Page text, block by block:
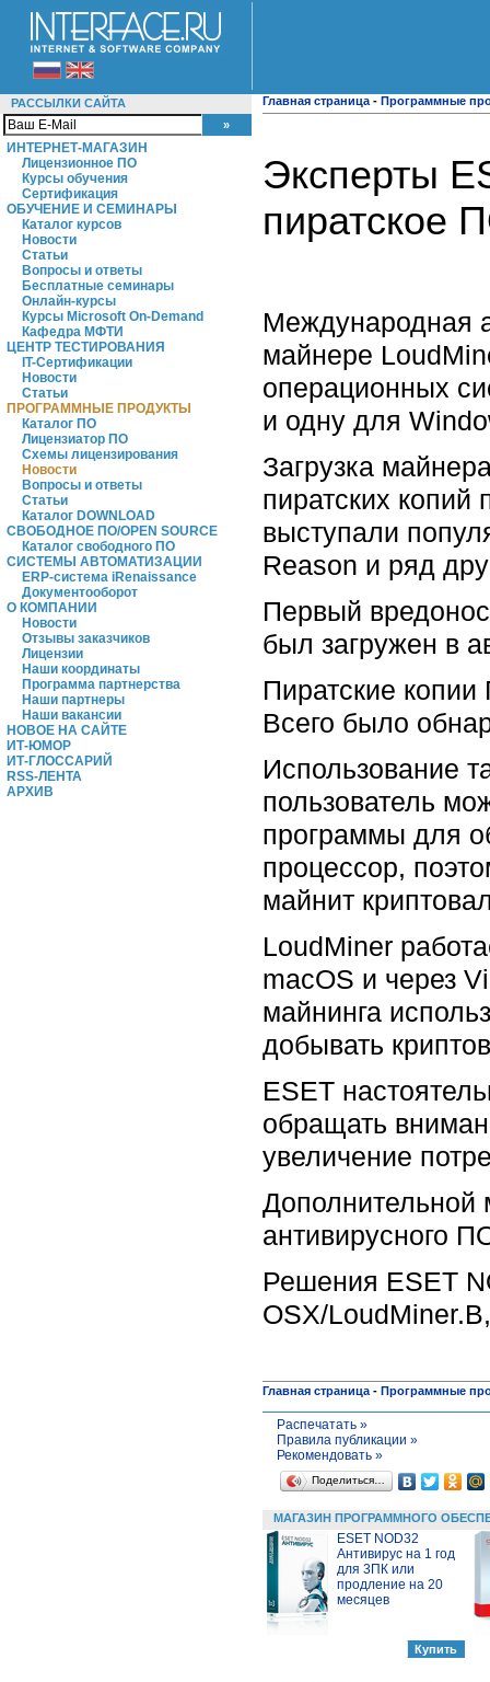
РАССЫЛКИ САЙТА
ИНТЕРНЕТ-МАГАЗИН
Лицензионное ПО
Курсы обучения
Сертификация
ОБУЧЕНИЕ И СЕМИНАРЫ
Каталог курсов
Новости
Статьи
Вопросы и ответы
Бесплатные семинары
Онлайн-курсы
Курсы Microsoft On-Demand
Кафедра МФТИ
ЦЕНТР ТЕСТИРОВАНИЯ
IT-Сертификации
Новости
Статьи
ПРОГРАММНЫЕ ПРОДУКТЫ
Каталог ПО
Лицензиатор ПО
Схемы лицензирования
Новости
Вопросы и ответы
Статьи
Каталог DOWNLOAD
СВОБОДНОЕ ПО/OPEN SOURCE
Каталог свободного ПО
СИСТЕМЫ АВТОМАТИЗАЦИИ
ERP-система iRenaissance
Документооборот
О КОМПАНИИ
Новости
Отзывы заказчиков
Лицензии
Наши координаты
Программа партнерства
Наши партнеры
Наши вакансии
НОВОЕ НА САЙТЕ
ИТ-ЮМОР
ИТ-ГЛОССАРИЙ
RSS-ЛЕНТА
АРХИВ
Главная страница - Программные
Эксперты
пиратское
Международная
майнере
операционных
и одну для
Загрузка
пиратских
выступали
Reason и ряд
Первый
был загружен в
Пиратские
Всего было
Использование
пользователь
программы для
процессор,
майнит
LoudMiner
macOS и через
майнинга
добывать
ESET
обращать
увеличение
Дополнительной
антивирусного
Решения ESET
OSX/
Главная страница - Программные
Распечатать »
Правила публикации »
Рекомендовать »
Поделиться…
МАГАЗИН ПРОГРАММНОГО
ESET NOD32
Антивирус на 1 год
для 3ПК или
продление на 20
месяцев